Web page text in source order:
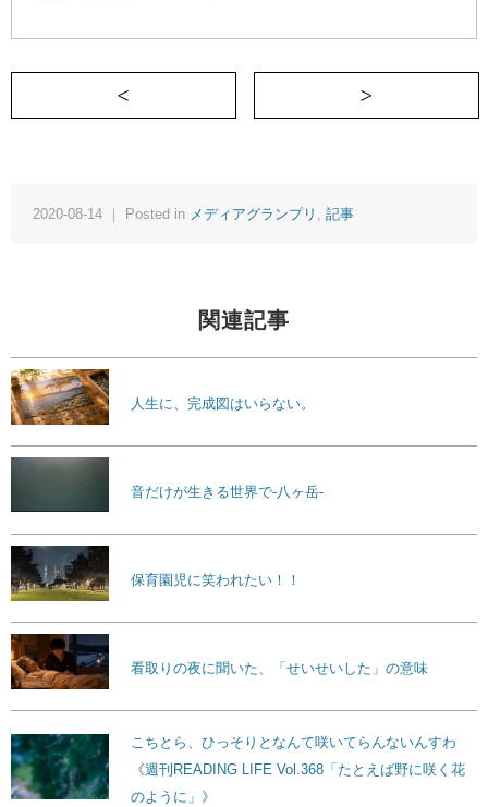
＜ 孫に会えたおばあちゃんは穏やかに亡
2020-08-14 ｜ Posted in メディアグランプリ , 記事
関連記事
人生に、完成図はいらない。
音だけが生きる世界で-八ヶ岳-
保育園児に笑われたい！！
看取りの夜に聞いた、「せいせいした」の意味
こちとら、ひっそりとなんて咲いてらんないんすわ
《週刊READING LIFE Vol.368「たとえば野に咲く花
のように」》